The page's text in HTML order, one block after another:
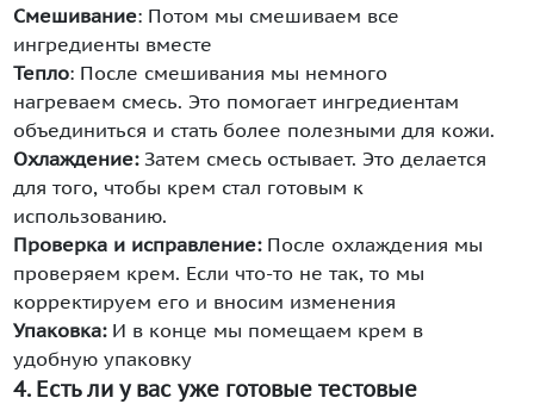
Смешивание: Потом мы смешиваем все
ингредиенты вместе
Тепло: После смешивания мы немного
нагреваем смесь. Это помогает ингредиентам
объединиться и стать более полезными для кожи.
Охлаждение:Затем смесь остывает. Это делается
для того, чтобы крем стал готовым к
использованию.
Проверка и исправление:После охлаждения мы
проверяем крем. Если что-то не так, то мы
корректируем его и вносим изменения
Упаковка: И в конце мы помещаем крем в
удобную упаковку
4. Есть ли у вас уже готовые тестовые